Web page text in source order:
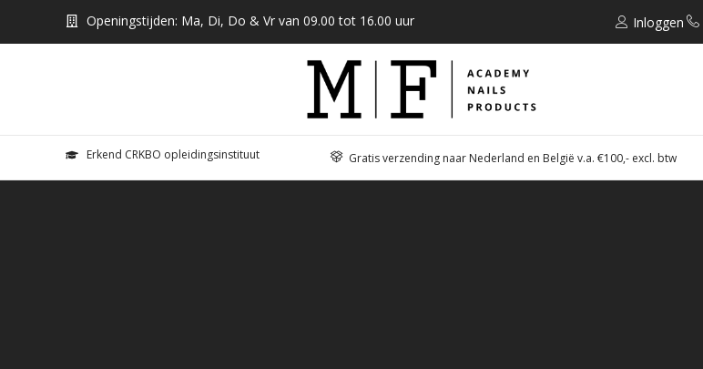
Openingstijden: Ma, Di, Do & Vr van 09.00 tot 16.00 uur Inloggen
Erkend CRKBO opleidingsinstituut Gratis verzending naar Nederland en België v.a. €100,- excl. btw